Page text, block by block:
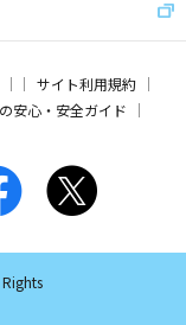
サイト利用規約
安心・安全ガイド